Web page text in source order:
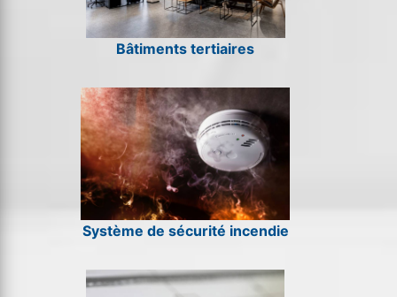
Bâtiments tertiaires
Système de sécurité incendie